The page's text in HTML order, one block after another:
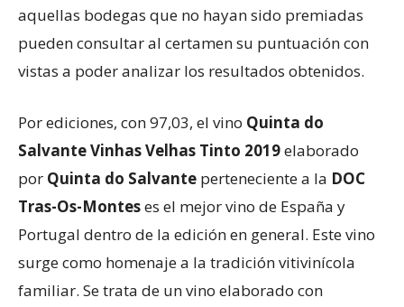
aquellas bodegas que no hayan sido premiadas
pueden consultar al certamen su puntuación con
vistas a poder analizar los resultados obtenidos.
Por ediciones, con 97,03, el vino Quinta do
Salvante Vinhas Velhas Tinto 2019elaborado
por Quinta do Salvante perteneciente a la DOC
Tras-Os-Monteses el mejor vino de España y
Portugal dentro de la edición en general. Este vino
surge como homenaje a la tradición vitivinícola
familiar. Se trata de un vino elaborado con